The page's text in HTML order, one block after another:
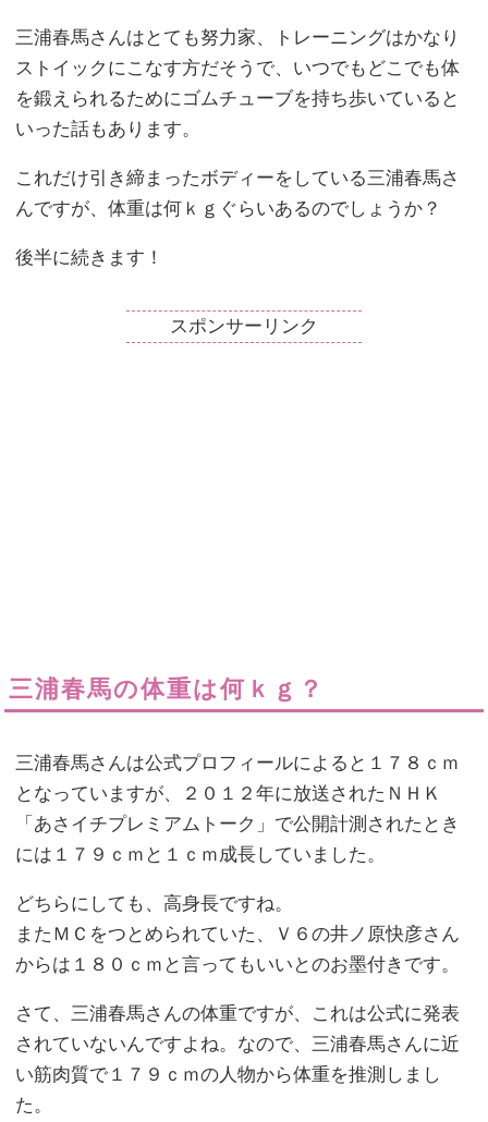
三浦春馬さんはとても努力家、トレーニングはかなり
ストイックにこなす方だそうで、いつでもどこでも体
を鍛えられるためにゴムチューブを持ち歩いていると
いった話もあります。
これだけ引き締まったボディーをしている三浦春馬さ
んですが、体重は何ｋｇぐらいあるのでしょうか？
後半に続きます！
スポンサーリンク
三浦春馬の体重は何ｋｇ？
三浦春馬さんは公式プロフィールによると１７８ｃｍ
となっていますが、２０１２年に放送されたＮＨＫ
「あさイチプレミアムトーク」で公開計測されたとき
には１７９ｃｍと１ｃｍ成長していました。
どちらにしても、高身長ですね。
またＭＣをつとめられていた、Ｖ６の井ノ原快彦さん
からは１８０ｃｍと言ってもいいとのお墨付きです。
さて、三浦春馬さんの体重ですが、これは公式に発表
されていないんですよね。なので、三浦春馬さんに近
い筋肉質で１７９ｃｍの人物から体重を推測しまし
た。